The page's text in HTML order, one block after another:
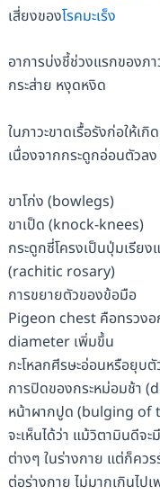
เสี่ยงของโรคมะเร็ง
อาการบ่งชี้ช่วงแรกของภ
กระส่าย หงุดหงิด
ในภาวะขาดเรื้อรังก่อให้เ
เนื่องจากกระดูกอ่อนตัวล
ขาโก่ง (bowlegs)
ขาเป็ด (knock-knees)
กระดูกซี่โครงเป็นปุ่มเรี
(rachitic rosary)
การขยายตัวของข้อมือ
Pigeon chest คือทรวง
diameter เพิ่มขึ้น
กะโหลกศีรษะอ่อนหรือยุ
การปิดของกระหม่อมช้า
หน้าผากปูด (bulging of
จะเห็นได้ว่า แม้วิตามินดีจ
ต่างๆ ในร่างกาย แต่ก็คว
ต่อร่างกาย ไม่มากเกินไปเ